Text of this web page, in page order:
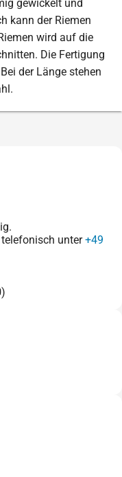
gewickelt und
kann der Riemen
wird auf die
Die Fertigung
der Länge stehen
unter+49
)